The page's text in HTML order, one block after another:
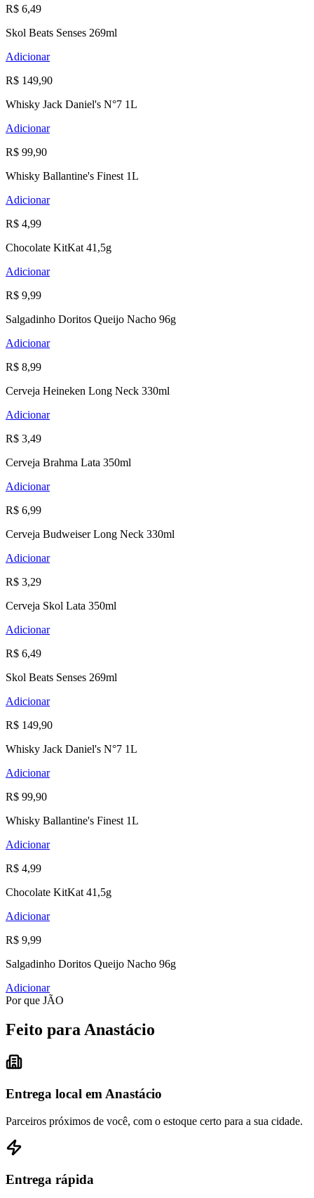
R$ 6,49
Skol Beats Senses 269ml
Adicionar
R$ 149,90
Whisky Jack Daniel's N°7 1L
Adicionar
R$ 99,90
Whisky Ballantine's Finest 1L
Adicionar
R$ 4,99
Chocolate KitKat 41,5g
Adicionar
R$ 9,99
Salgadinho Doritos Queijo Nacho 96g
Adicionar
R$ 8,99
Cerveja Heineken Long Neck 330ml
Adicionar
R$ 3,49
Cerveja Brahma Lata 350ml
Adicionar
R$ 6,99
Cerveja Budweiser Long Neck 330ml
Adicionar
R$ 3,29
Cerveja Skol Lata 350ml
Adicionar
R$ 6,49
Skol Beats Senses 269ml
Adicionar
R$ 149,90
Whisky Jack Daniel's N°7 1L
Adicionar
R$ 99,90
Whisky Ballantine's Finest 1L
Adicionar
R$ 4,99
Chocolate KitKat 41,5g
Adicionar
R$ 9,99
Salgadinho Doritos Queijo Nacho 96g
Adicionar
Por que JÃO
Feito para Anastácio
Entrega local em Anastácio
Parceiros próximos de você, com o estoque certo para a sua cidade.
Entrega rápida